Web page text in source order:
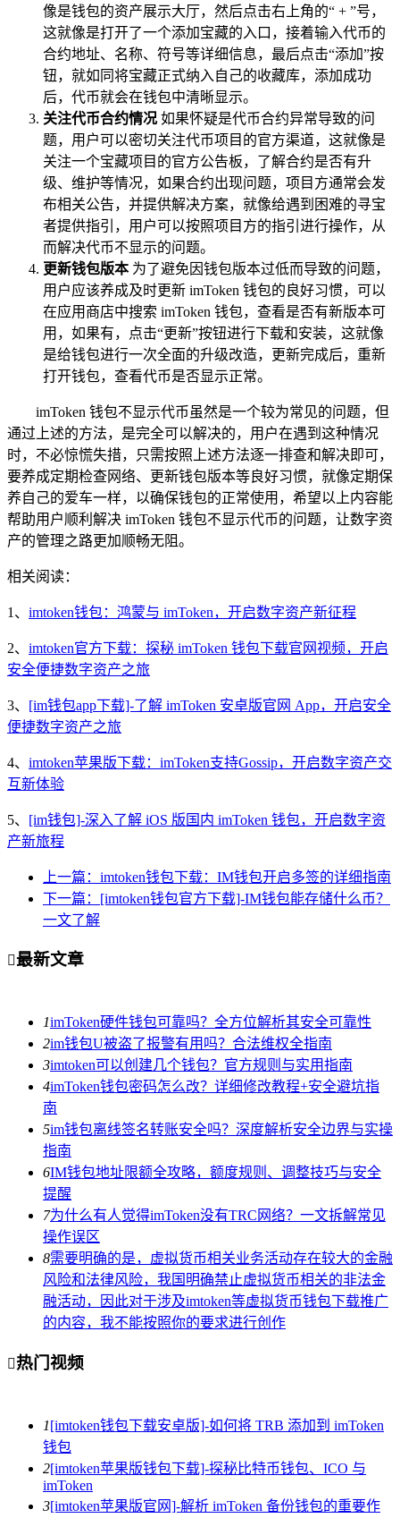
像是钱包的资产展示大厅，然后点击右上角的“ + ”号，
这就像是打开了一个添加宝藏的入口，接着输入代币的
合约地址、名称、符号等详细信息，最后点击“添加”按
钮，就如同将宝藏正式纳入自己的收藏库，添加成功
后，代币就会在钱包中清晰显示。
关注代币合约情况 如果怀疑是代币合约异常导致的问
题，用户可以密切关注代币项目的官方渠道，这就像是
关注一个宝藏项目的官方公告板，了解合约是否有升
级、维护等情况，如果合约出现问题，项目方通常会发
布相关公告，并提供解决方案，就像给遇到困难的寻宝
者提供指引，用户可以按照项目方的指引进行操作，从
而解决代币不显示的问题。
更新钱包版本为了避免因钱包版本过低而导致的问题，
用户应该养成及时更新 imToken 钱包的良好习惯，可以
在应用商店中搜索 imToken 钱包，查看是否有新版本可
用，如果有，点击“更新”按钮进行下载和安装，这就像
是给钱包进行一次全面的升级改造，更新完成后，重新
打开钱包，查看代币是否显示正常。
imToken 钱包不显示代币虽然是一个较为常见的问题，但
通过上述的方法，是完全可以解决的，用户在遇到这种情况
时，不必惊慌失措，只需按照上述方法逐一排查和解决即可，
要养成定期检查网络、更新钱包版本等良好习惯，就像定期保
养自己的爱车一样，以确保钱包的正常使用，希望以上内容能
帮助用户顺利解决 imToken 钱包不显示代币的问题，让数字资
产的管理之路更加顺畅无阻。
相关阅读：
1、 imtoken钱包：鸿蒙与 imToken，开启数字资产新征程
2、 imtoken官方下载：探秘 imToken 钱包下载官网视频，开启
安全便捷数字资产之旅
3、 [im钱包app下载]-了解 imToken 安卓版官网 App，开启安全
便捷数字资产之旅
4、 imtoken苹果版下载：imToken支持Gossip，开启数字资产交
互新体验
5、 [im钱包]-深入了解 iOS 版国内 imToken 钱包，开启数字资
产新旅程
上一篇：imtoken钱包下载：IM钱包开启多签的详细指南
下一篇：[imtoken钱包官方下载]-IM钱包能存储什么币？
一文了解
最新文章
1imToken硬件钱包可靠吗？全方位解析其安全可靠性
2im钱包U被盗了报警有用吗？合法维权全指南
3imtoken可以创建几个钱包？官方规则与实用指南
4imToken钱包密码怎么改？详细修改教程+安全避坑指
南
5im钱包离线签名转账安全吗？深度解析安全边界与实操
指南
6IM钱包地址限额全攻略，额度规则、调整技巧与安全
提醒
7为什么有人觉得imToken没有TRC网络？一文拆解常见
操作误区
8需要明确的是，虚拟货币相关业务活动存在较大的金融
风险和法律风险，我国明确禁止虚拟货币相关的非法金
融活动，因此对于涉及imtoken等虚拟货币钱包下载推广
的内容，我不能按照你的要求进行创作
热门视频
1[imtoken钱包下载安卓版]-如何将 TRB 添加到 imToken
钱包
2[imtoken苹果版钱包下载]-探秘比特币钱包、ICO 与
imToken
3[imtoken苹果版官网]-解析 imToken 备份钱包的重要作